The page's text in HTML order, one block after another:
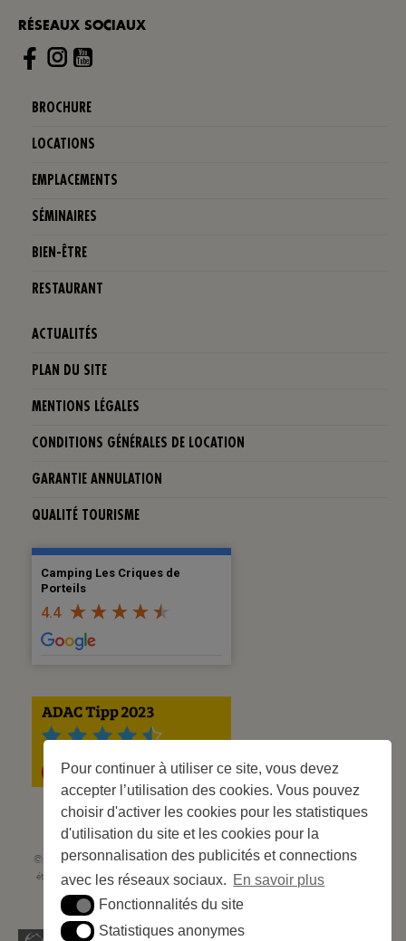
Pour continuer à utiliser ce site, vous devez
accepter l’utilisation des cookies. Vous pouvez
choisir d'activer les cookies pour les statistiques
d'utilisation du site et les cookies pour la
personnalisation des publicités et connections
avec les réseaux sociaux. En savoir plus
Fonctionnalités du site
Fonctionnalités du site
Statistiques anonymes
Statistiques anonymes
RÉSEAUX SOCIAUX
Instagram
BROCHURE
LOCATIONS
EMPLACEMENTS
SÉMINAIRES
BIEN-ÊTRE
RESTAURANT
ACTUALITÉS
PLAN DU SITE
MENTIONS LÉGALES
CONDITIONS GÉNÉRALES DE LOCATION
GARANTIE ANNULATION
QUALITÉ TOURISME
Camping Les Criques de
Porteils
4.4
©2023 Les Criques de Porteils | SIRET: 539 925 636 00026 - Classement 5
étoiles Tourisme N° C66-001852-002 du 5 août 2021 - 247 Emplacements